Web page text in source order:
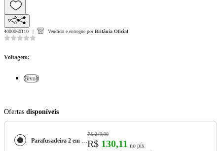
4000060110 Vendido e entregue por Britânia Oficial
Voltagem:
Bivolt
Ofertas disponíveis
Parafusadeira 2 em 1 Britânia Speed Control BPFE12M 800RPM
R$ 249,90
R$ 130,11 no pix